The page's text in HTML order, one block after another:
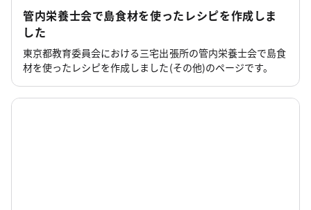
管内栄養士会で島食材を使ったレシピを作成しま
した
東京都教育委員会における三宅出張所の管内栄養士会で島食
材を使ったレシピを作成しました(その他)のページです。